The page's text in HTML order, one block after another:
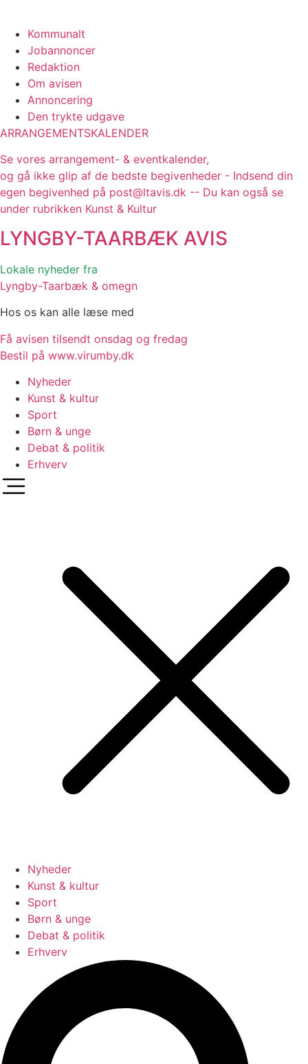
Kommunalt
Jobannoncer
Redaktion
Om avisen
Annoncering
Den trykte udgave
ARRANGEMENTSKALENDER
Se vores arrangement- & eventkalender,
og gå ikke glip af de bedste begivenheder - Indsend din
egen begivenhed på post@ltavis.dk -- Du kan også se
under rubrikken Kunst & Kultur
LYNGBY-TAARBÆK AVIS
Lokale nyheder fra
Lyngby-Taarbæk & omegn
Hos os kan alle læse med
Få avisen tilsendt onsdag og fredag
Bestil på www.virumby.dk
Nyheder
Kunst & kultur
Sport
Børn & unge
Debat & politik
Erhverv
Nyheder
Kunst & kultur
Sport
Børn & unge
Debat & politik
Erhverv